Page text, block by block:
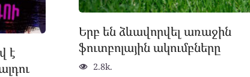
է
Երբ են ձևավորվել առաջին
ֆուտբոլային ակումբները
2.8k.